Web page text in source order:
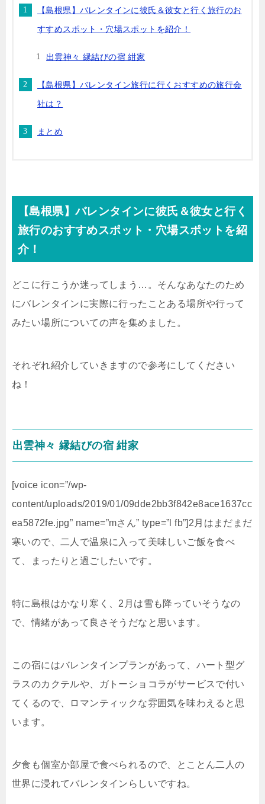
【島根県】バレンタインに彼氏＆彼女と行く旅行のお
すすめスポット・穴場スポットを紹介！
出雲神々 縁結びの宿 紺家
【島根県】バレンタイン旅行に行くおすすめの旅行会
社は？
まとめ
【島根県】バレンタインに彼氏＆彼女と行く
旅行のおすすめスポット・穴場スポットを紹
介！
どこに行こうか迷ってしまう…。そんなあなたのため
にバレンタインに実際に行ったことある場所や行って
みたい場所についての声を集めました。
それぞれ紹介していきますので参考にしてください
ね！
出雲神々 縁結びの宿 紺家
[voice icon=”/wp-
content/uploads/2019/01/09dde2bb3f842e8ace1637cc
ea5872fe.jpg” name=”mさん” type=”l fb”]2月はまだまだ
寒いので、二人で温泉に入って美味しいご飯を食べ
て、まったりと過ごしたいです。
特に島根はかなり寒く、2月は雪も降っていそうなの
で、情緒があって良さそうだなと思います。
この宿にはバレンタインプランがあって、ハート型グ
ラスのカクテルや、ガトーショコラがサービスで付い
てくるので、ロマンティックな雰囲気を味わえると思
います。
夕食も個室か部屋で食べられるので、とことん二人の
世界に浸れてバレンタインらしいですね。